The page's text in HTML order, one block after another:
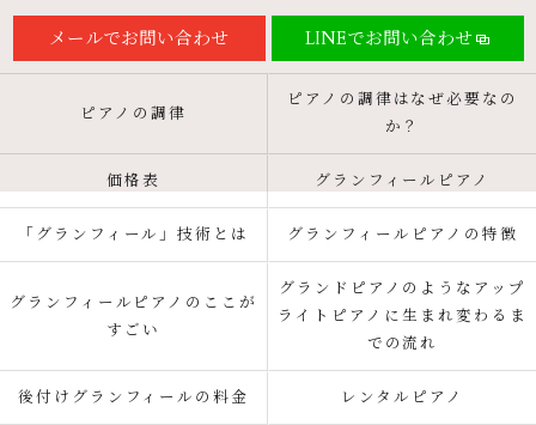
メールでお問い合わせ LINEでお問い合わせ
ピアノの調律
ピアノの調律はなぜ必要なの
か？
価格表 グランフィールピアノ
「グランフィール」技術とは グランフィールピアノの特徴
グランフィールピアノのここが
すごい
グランドピアノのようなアップ
ライトピアノに生まれ変わるま
での流れ
後付けグランフィールの料金 レンタルピアノ